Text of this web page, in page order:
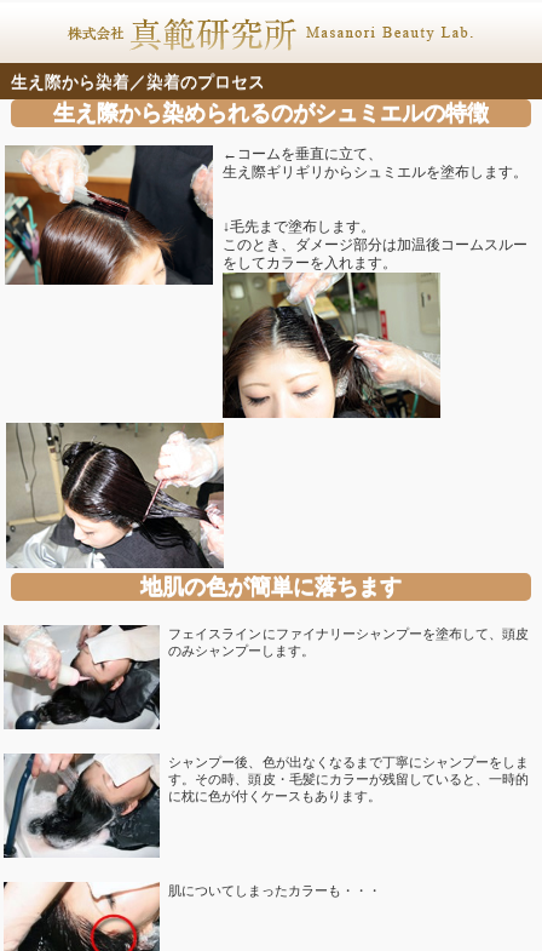
生え際から染着／染着のプロセス
生え際から染められるのがシュミエルの特徴
←コームを垂直に立て、
生え際ギリギリからシュミエルを塗布します。
↓毛先まで塗布します。
このとき、ダメージ部分は加温後コームスルー
をしてカラーを入れます。
地肌の色が簡単に落ちます
フェイスラインにファイナリーシャンプーを塗布して、頭皮
のみシャンプーします。
シャンプー後、色が出なくなるまで丁寧にシャンプーをしま
す。その時、頭皮・毛髪にカラーが残留していると、一時的
に枕に色が付くケースもあります。
肌についてしまったカラーも・・・